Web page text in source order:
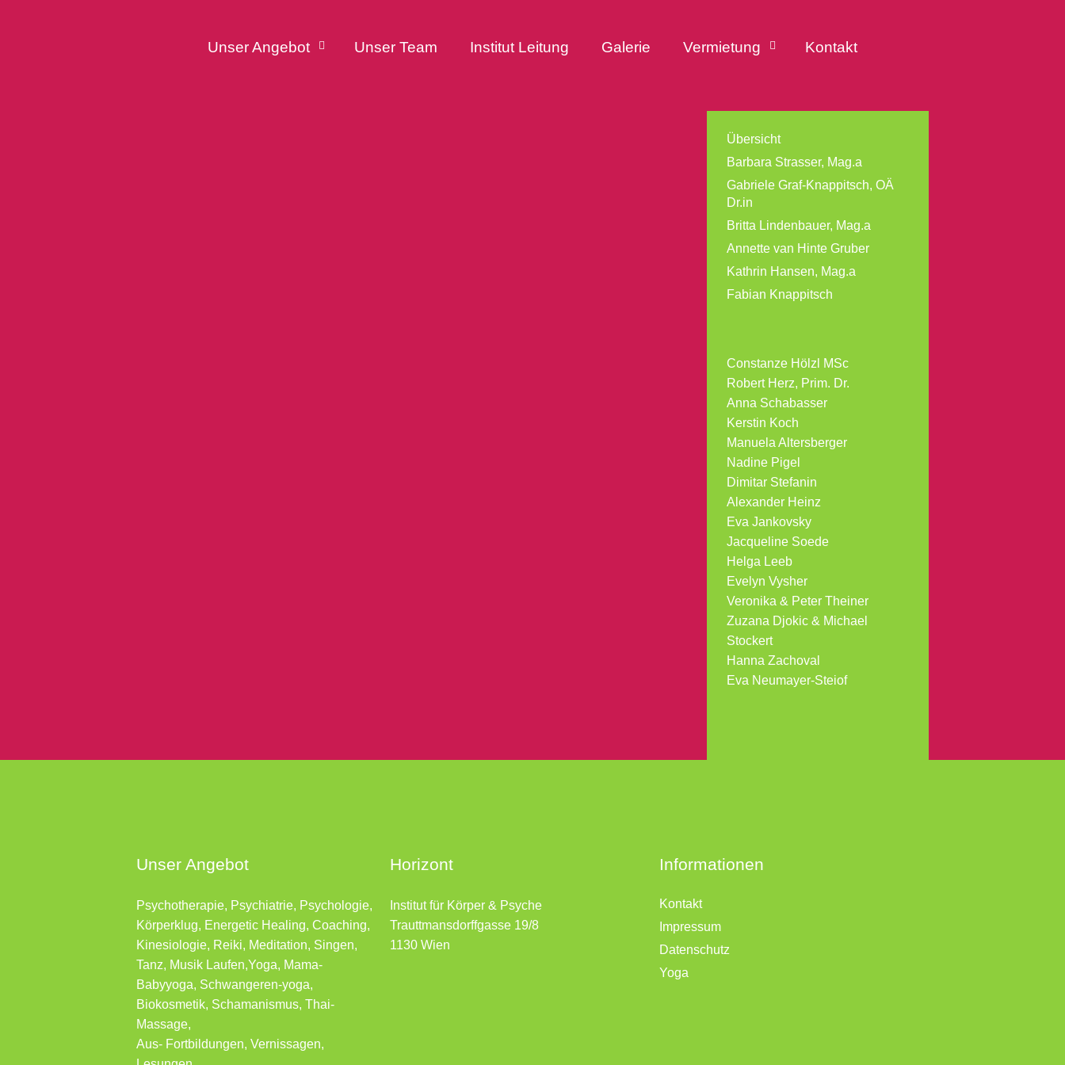
Unser Angebot Unser Team Institut Leitung Galerie Vermietung Kontakt
Übersicht
Barbara Strasser, Mag.a
Gabriele Graf-Knappitsch, OÄ
Dr.in
Britta Lindenbauer, Mag.a
Annette van Hinte Gruber
Kathrin Hansen, Mag.a
Fabian Knappitsch
Constanze Hölzl MSc
Robert Herz, Prim. Dr.
Anna Schabasser
Kerstin Koch
Manuela Altersberger
Nadine Pigel
Dimitar Stefanin
Alexander Heinz
Eva Jankovsky
Jacqueline Soede
Helga Leeb
Evelyn Vysher
Veronika & Peter Theiner
Zuzana Djokic & Michael
Stockert
Hanna Zachoval
Eva Neumayer-Steiof
Unser Angebot
Psychotherapie, Psychiatrie, Psychologie,
Körperklug, Energetic Healing, Coaching,
Kinesiologie, Reiki, Meditation, Singen,
Tanz, Musik Laufen,Yoga, Mama-
Babyyoga, Schwangeren-yoga,
Biokosmetik, Schamanismus, Thai-
Massage,
Aus- Fortbildungen, Vernissagen,
Horizont
Institut für Körper & Psyche
Trauttmansdorffgasse 19/8
1130 Wien
Informationen
Kontakt
Impressum
Datenschutz
Yoga